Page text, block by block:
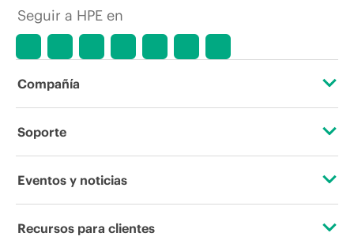
Seguir a HPE en
Compañía
Acerca de HPE
Responsabilidad corporativa
Soporte
Servicios de soporte operativo
Eventos y noticias
Eventos
Recursos para clientes